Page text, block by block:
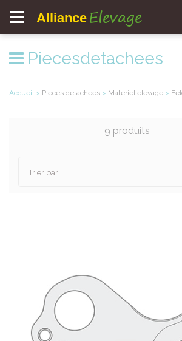
Alliance Elevage
Piecesdetachees
Accueil > Pieces detachees > Materiel elevage >
9 produits
Trier par :